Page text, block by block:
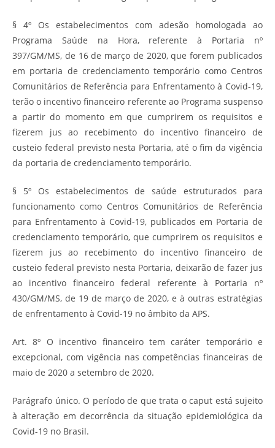
§ 4º Os estabelecimentos com adesão homologada ao
Programa Saúde na Hora, referente à Portaria nº
397/GM/MS, de 16 de março de 2020, que forem publicados
em portaria de credenciamento temporário como Centros
Comunitários de Referência para Enfrentamento à Covid-19,
terão o incentivo financeiro referente ao Programa suspenso
a partir do momento em que cumprirem os requisitos e
fizerem jus ao recebimento do incentivo financeiro de
custeio federal previsto nesta Portaria, até o fim da vigência
da portaria de credenciamento temporário.
§ 5º Os estabelecimentos de saúde estruturados para
funcionamento como Centros Comunitários de Referência
para Enfrentamento à Covid-19, publicados em Portaria de
credenciamento temporário, que cumprirem os requisitos e
fizerem jus ao recebimento do incentivo financeiro de
custeio federal previsto nesta Portaria, deixarão de fazer jus
ao incentivo financeiro federal referente à Portaria nº
430/GM/MS, de 19 de março de 2020, e à outras estratégias
de enfrentamento à Covid-19 no âmbito da APS.
Art. 8º O incentivo financeiro tem caráter temporário e
excepcional, com vigência nas competências financeiras de
maio de 2020 a setembro de 2020.
Parágrafo único. O período de que trata o caput está sujeito
à alteração em decorrência da situação epidemiológica da
Covid-19 no Brasil.